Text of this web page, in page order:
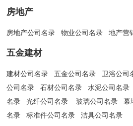
房地产
房地产公司名录 物业公司名录 地产营
五金建材
建材公司名录 五金公司名录 卫浴公司
公司名录
石材公司名录 水泥公司名录
名录
光纤公司名录 玻璃公司名录 幕
名录
标准件公司名录 洁具公司名录